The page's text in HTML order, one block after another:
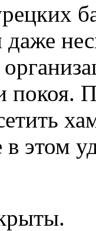
покоя.
в этом